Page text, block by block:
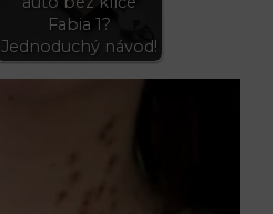
Fabia 1?
Jednoduchý návod!